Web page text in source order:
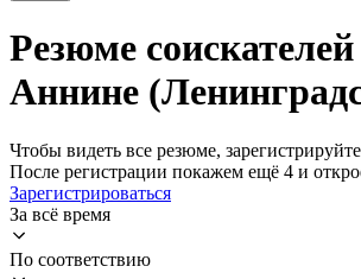
Резюме
Аннине
Чтобы видеть все резюме,
После регистрации покажем ещё 4 и
Зарегистрироваться
За всё время
По соответствию